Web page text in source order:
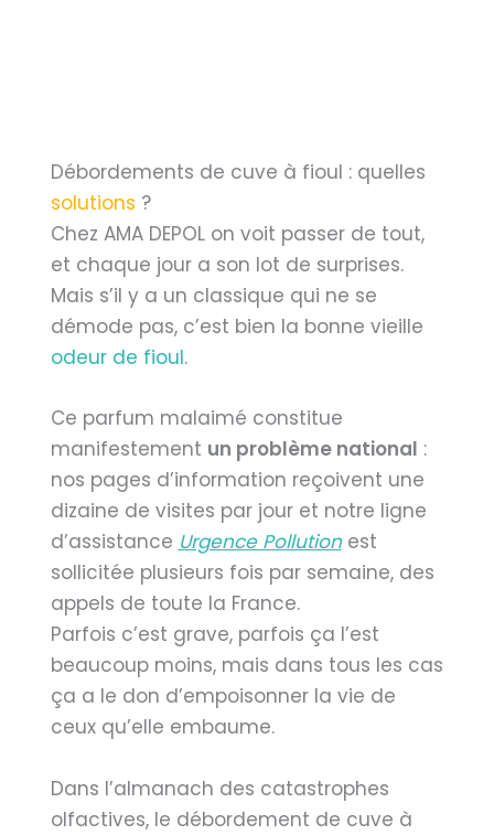
Débordements de cuve à fioul : quelles
solutions ?
Chez AMA DEPOL on voit passer de tout,
et chaque jour a son lot de surprises.
Mais s’il y a un classique qui ne se
démode pas, c’est bien la bonne vieille
odeur de fioul.
Ce parfum malaimé constitue
manifestement un problème national :
nos pages d’information reçoivent une
dizaine de visites par jour et notre ligne
d’assistance Urgence Pollutionest
sollicitée plusieurs fois par semaine, des
appels de toute la France.
Parfois c’est grave, parfois ça l’est
beaucoup moins, mais dans tous les cas
ça a le don d’empoisonner la vie de
ceux qu’elle embaume.
Dans l’almanach des catastrophes
olfactives, le débordement de cuve à